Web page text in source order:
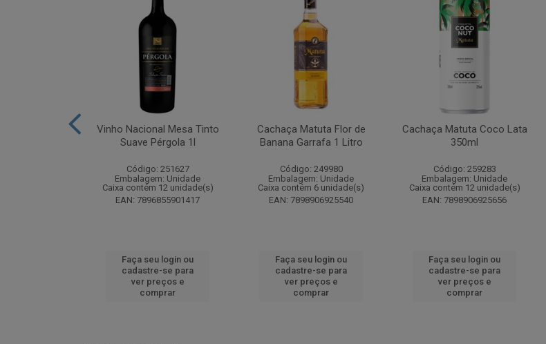
Vinho Nacional Mesa Tinto
Suave Pérgola 1l
Código: 251627
Embalagem: Unidade
Caixa contém 12 unidade(s)
EAN: 7896855901417
Faça seu login ou
cadastre-se para
ver preços e
comprar
Cachaça Matuta Flor de
Banana Garrafa 1 Litro
Código: 249980
Embalagem: Unidade
Caixa contém 6 unidade(s)
EAN: 7898906925540
Faça seu login ou
cadastre-se para
ver preços e
comprar
Cachaça Matuta Coco Lata
350ml
Código: 259283
Embalagem: Unidade
Caixa contém 12 unidade(s)
EAN: 7898906925656
Faça seu login ou
cadastre-se para
ver preços e
comprar